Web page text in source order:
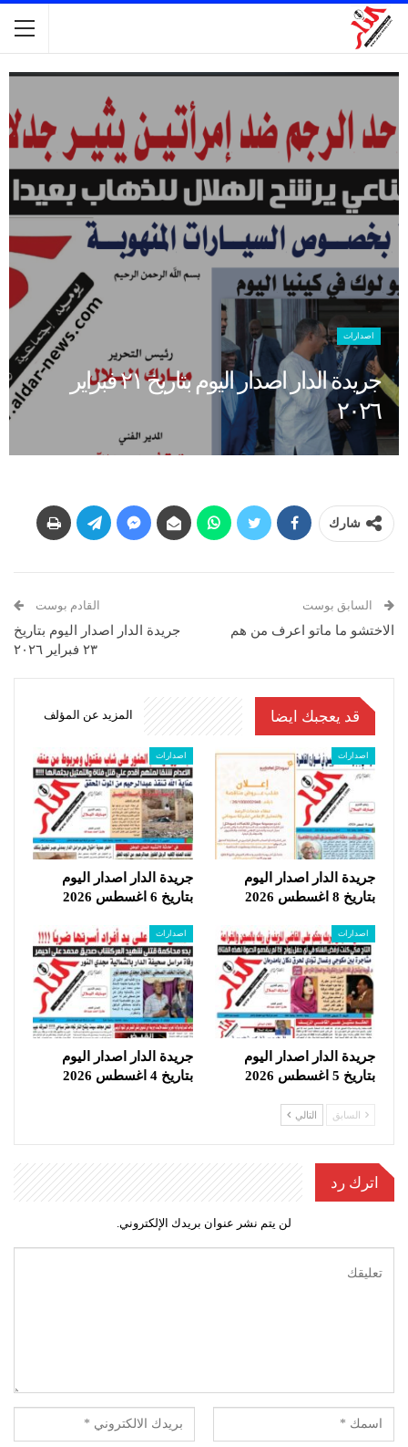
اصدارات
جريدة الدار اصدار اليوم بتاريخ ٢١ فبراير
٢٠٢٦
شارك
السابق بوست
الاختشو ما ماتو اعرف من هم
القادم بوست
جريدة الدار اصدار اليوم بتاريخ
٢٣ فبراير ٢٠٢٦
قد يعجبك ايضا المزيد عن المؤلف
اصدارات
جريدة الدار اصدار اليوم
بتاريخ 8 اغسطس 2026
اصدارات
جريدة الدار اصدار اليوم
بتاريخ 6 اغسطس 2026
اصدارات
جريدة الدار اصدار اليوم
بتاريخ 5 اغسطس 2026
اصدارات
جريدة الدار اصدار اليوم
بتاريخ 4 اغسطس 2026
السابق التالي
اترك رد
لن يتم نشر عنوان بريدك الإلكتروني.